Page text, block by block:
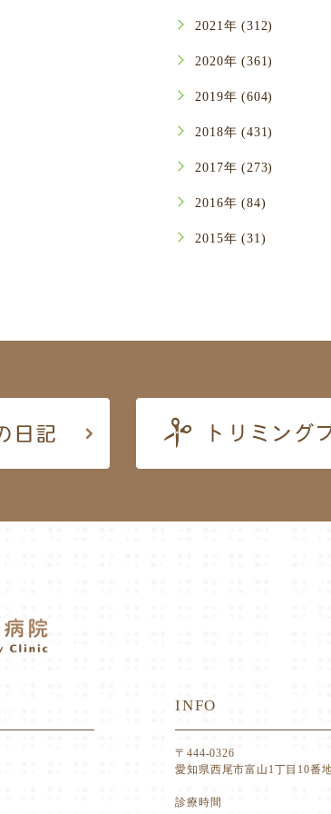
2021年 (312)
2020年 (361)
2019年 (604)
2018年 (431)
2017年 (273)
2016年 (84)
2015年 (31)
INFO
〒444-0326
愛知県西尾市富山1丁目10番
診療時間